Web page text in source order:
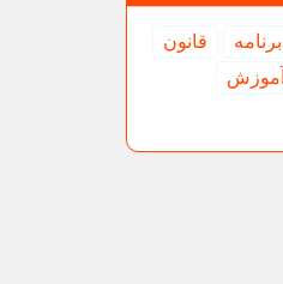
برنامه
قانون
آموزش